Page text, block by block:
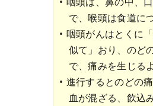
で、喉頭は食道に
咽頭がんはとくに
似て」おり、のど
で、痛みを生じる
進行するとのどの
血が混ざる、飲込